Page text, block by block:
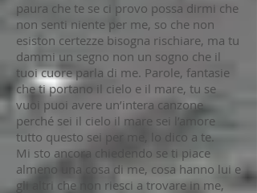
paura che te se ci provo possa dirmi che
non senti niente per me, so che non
esiston certezze bisogna rischiare, ma tu
dammi un segno non un sogno che il
tuoi cuore parla di me. Parole, fantasie
che ti portano il cielo e il mare, tu se
vuoi puoi avere un’intera canzone
perché sei il cielo il mare sei l’amore
tutto questo sei per me, lo dico a te.
Mi sto ancora chiedendo se ti piace
almeno una cosa di me, cosa hanno lui e
gli altri che non riesci a trovare in me,